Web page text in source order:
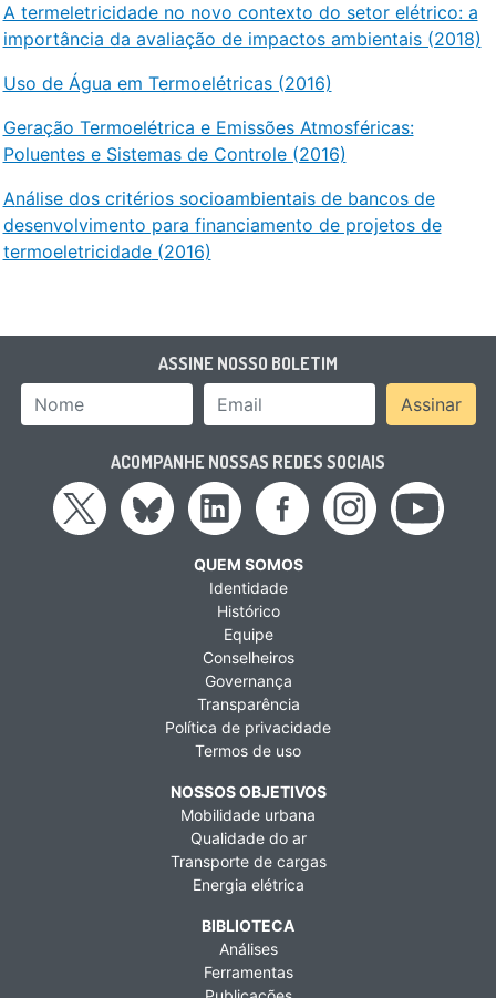
A termeletricidade no novo contexto do setor elétrico: a
importância da avaliação de impactos ambientais (2018)
Uso de Água em Termoelétricas (2016)
Geração Termoelétrica e Emissões Atmosféricas:
Poluentes e Sistemas de Controle (2016)
Análise dos critérios socioambientais de bancos de
desenvolvimento para financiamento de projetos de
termoeletricidade(2016)
ASSINE NOSSO BOLETIM
Email AddressAssinar
ACOMPANHE NOSSAS REDES SOCIAIS
QUEM SOMOS
Identidade
Histórico
Equipe
Conselheiros
Governança
Transparência
Política de privacidade
Termos de uso
NOSSOS OBJETIVOS
Mobilidade urbana
Qualidade do ar
Transporte de cargas
Energia elétrica
BIBLIOTECA
Análises
Ferramentas